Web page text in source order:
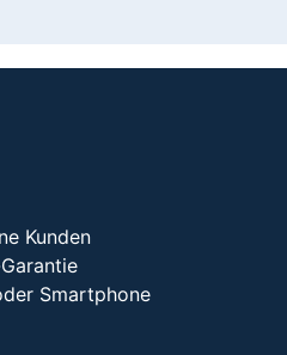
Kunden​
Smartphone​